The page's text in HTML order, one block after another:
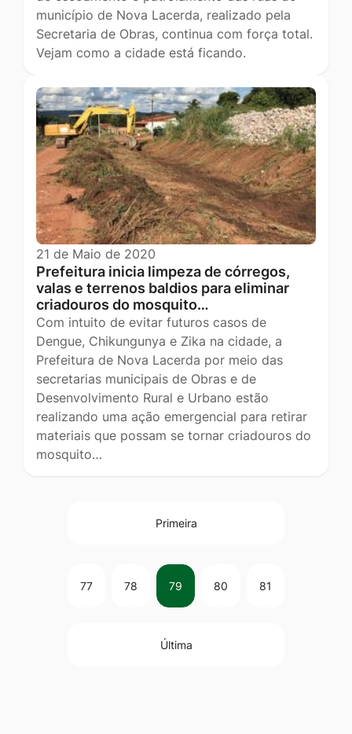
município de Nova Lacerda, realizado pela
Secretaria de Obras, continua com força total.
Vejam como a cidade está ficando.
21 de Maio de 2020
Prefeitura inicia limpeza de córregos,
valas e terrenos baldios para eliminar
criadouros do mosquito…
Com intuito de evitar futuros casos de
Dengue, Chikungunya e Zika na cidade, a
Prefeitura de Nova Lacerda por meio das
secretarias municipais de Obras e de
Desenvolvimento Rural e Urbano estão
realizando uma ação emergencial para retirar
materiais que possam se tornar criadouros do
mosquito…
Primeira
77 78 79 80 81
Última